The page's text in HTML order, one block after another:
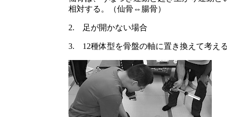
相対する。（仙骨⇔腸骨）
2. 足が開かない場合
3. 12種体型を骨盤の軸に置き換えて考え